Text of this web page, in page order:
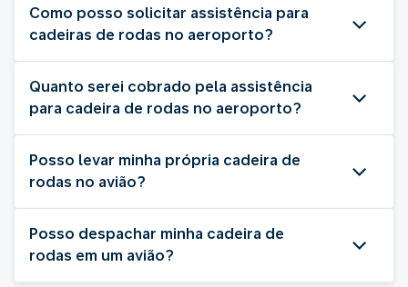
Como posso solicitar assistência para
cadeiras de rodas no aeroporto?
Quanto serei cobrado pela assistência
para cadeira de rodas no aeroporto?
Posso levar minha própria cadeira de
rodas no avião?
Posso despachar minha cadeira de
rodas em um avião?